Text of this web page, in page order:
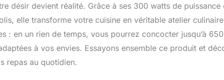
désir devient réalité. Grâce à ses 300 watts de
elle transforme votre cuisine en véritable atelier
: en un rien de temps, vous pourrez concocter jusqu’à
à vos envies. Essayons ensemble ce produit et
repas au quotidien.